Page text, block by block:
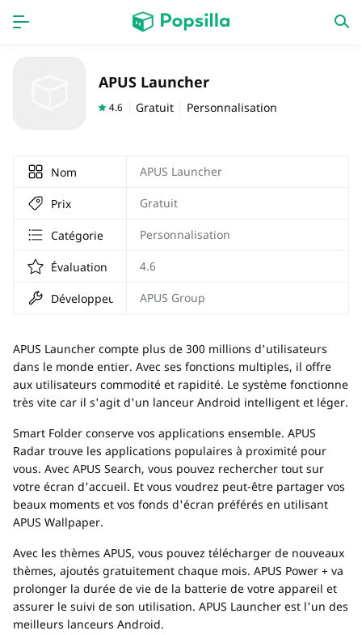
Derniers ajouts
APUS Launcher
4.6 Gratuit Personnalisation
Nom APUS Launcher
Prix Gratuit
Catégorie Personnalisation
Évaluation 4.6
Développeur APUS Group
APUS Launcher compte plus de 300 millions d'utilisateurs
dans le monde entier. Avec ses fonctions multiples, il offre
aux utilisateurs commodité et rapidité. Le système fonctionne
très vite car il s'agit d'un lanceur Android intelligent et léger.
Smart Folder conserve vos applications ensemble. APUS
Radar trouve les applications populaires à proximité pour
vous. Avec APUS Search, vous pouvez rechercher tout sur
votre écran d'accueil. Et vous voudrez peut-être partager vos
beaux moments et vos fonds d'écran préférés en utilisant
APUS Wallpaper.
Avec les thèmes APUS, vous pouvez télécharger de nouveaux
thèmes, ajoutés gratuitement chaque mois. APUS Power + va
prolonger la durée de vie de la batterie de votre appareil et
assurer le suivi de son utilisation. APUS Launcher est l'un des
meilleurs lanceurs Android.